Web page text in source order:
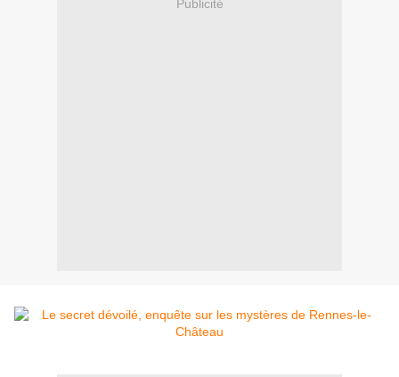
Publicité